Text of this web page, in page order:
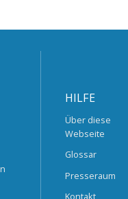
HILFE
Über diese
Webseite
Glossar
Presseraum
Kontakt